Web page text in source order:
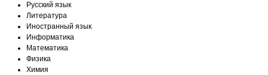
Русский язык
Литература
Иностранный язык
Информатика
Математика
Физика
Химия